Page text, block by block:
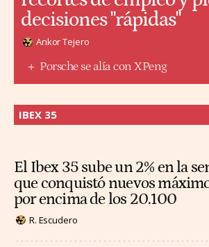
decisiones "rápidas"
Ankor Tejero
Porsche se alía con XPeng
IBEX 35
El Ibex 35 sube un 2% en la
que conquistó nuevos
por encima de los 20.100
R. Escudero